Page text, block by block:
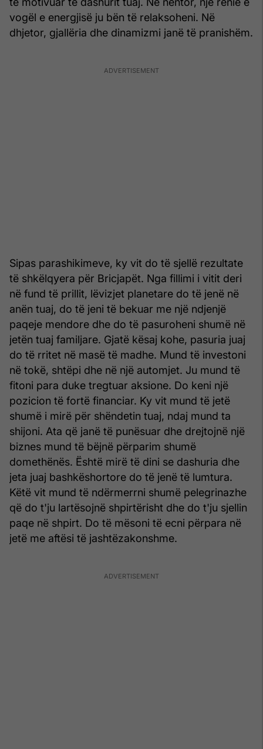
vogël e energjisë ju bën të relaksoheni. Në
dhjetor, gjallëria dhe dinamizmi janë të pranishëm.
Sipas parashikimeve, ky vit do të sjellë rezultate
të shkëlqyera për Bricjapët. Nga fillimi i vitit deri
në fund të prillit, lëvizjet planetare do të jenë në
anën tuaj, do të jeni të bekuar me një ndjenjë
paqeje mendore dhe do të pasuroheni shumë në
jetën tuaj familjare. Gjatë kësaj kohe, pasuria juaj
do të rritet në masë të madhe. Mund të investoni
në tokë, shtëpi dhe në një automjet. Ju mund të
fitoni para duke tregtuar aksione. Do keni një
pozicion të fortë financiar. Ky vit mund të jetë
shumë i mirë për shëndetin tuaj, ndaj mund ta
shijoni. Ata që janë të punësuar dhe drejtojnë një
biznes mund të bëjnë përparim shumë
domethënës. Është mirë të dini se dashuria dhe
jeta juaj bashkëshortore do të jenë të lumtura.
Këtë vit mund të ndërmerrni shumë pelegrinazhe
që do t'ju lartësojnë shpirtërisht dhe do t'ju sjellin
paqe në shpirt. Do të mësoni të ecni përpara në
jetë me aftësi të jashtëzakonshme.